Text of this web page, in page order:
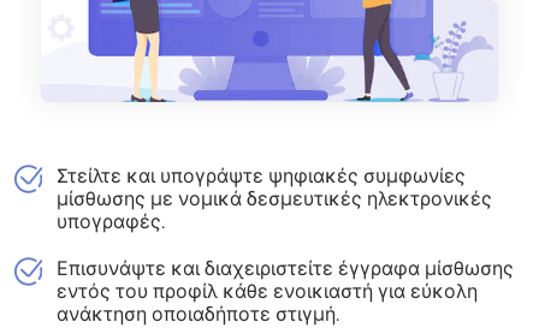
Στείλτε και υπογράψτε ψηφιακές συμφωνίες
μίσθωσης με νομικά δεσμευτικές ηλεκτρονικές
υπογραφές.
Επισυνάψτε και διαχειριστείτε έγγραφα μίσθωσης
εντός του προφίλ κάθε ενοικιαστή για εύκολη
ανάκτηση οποιαδήποτε στιγμή.